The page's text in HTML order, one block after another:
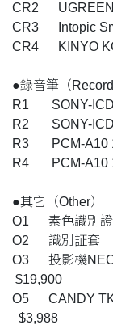
CR2
CR3 Intopic
CR4
●錄音筆（
R1 SONY-
R2 SONY-
R3 PCM-
R4 PCM-
●其它（Other）
O1 素色識
O2 識別
O3 投影機
$19,900
O5 CANDY
$3,988